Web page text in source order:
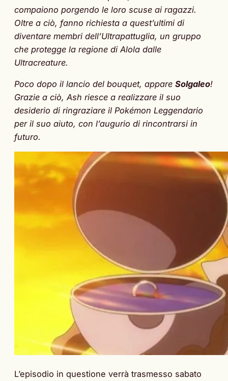
compaiono porgendo le loro scuse ai ragazzi.
Oltre a ciò, fanno richiesta a quest’ultimi di
diventare membri dell’Ultrapattuglia, un gruppo
che protegge la regione di Alola dalle
Ultracreature.
Poco dopo il lancio del bouquet, appare Solgaleo!
Grazie a ciò, Ash riesce a realizzare il suo
desiderio di ringraziare il Pokémon Leggendario
per il suo aiuto, con l’augurio di rincontrarsi in
futuro.
L’episodio in questione verrà trasmesso sabato